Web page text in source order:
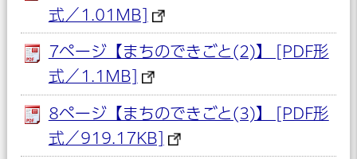
式／1.01MB]
7ページ【まちのできごと(2)】 [PDF形
式／1.1MB]
8ページ【まちのできごと(3)】 [PDF形
式／919.17KB]